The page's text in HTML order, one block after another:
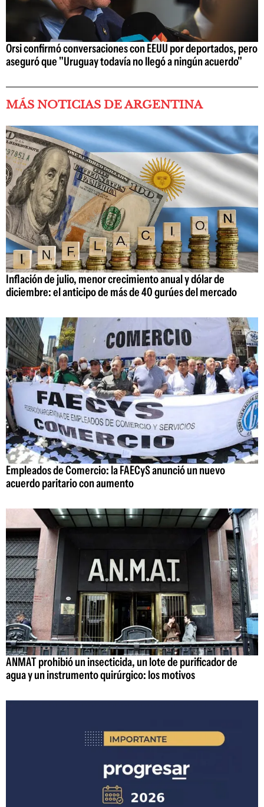
Orsi confirmó conversaciones con EEUU por deportados, pero
aseguró que "Uruguay todavía no llegó a ningún acuerdo"
MÁS NOTICIAS DE ARGENTINA
Inflación de julio, menor crecimiento anual y dólar de
diciembre: el anticipo de más de 40 gurúes del mercado
Empleados de Comercio: la FAECyS anunció un nuevo
acuerdo paritario con aumento
ANMAT prohibió un insecticida, un lote de purificador de
agua y un instrumento quirúrgico: los motivos